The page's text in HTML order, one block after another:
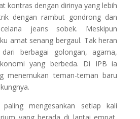
kontras dengan dirinya yang lebih
dengan rambut gondrong dan
jeans sobek. Meskipun
amat senang bergaul. Tak heran
berbagai golongan, agama,
yang berbeda. Di IPB ia
menemukan teman-teman baru
paling mengesankan setiap kali